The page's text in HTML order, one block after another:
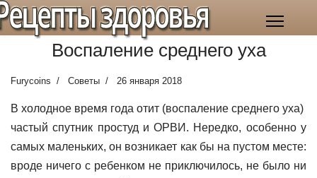
здоровья
Воспаление среднего уха
Furycoins Советы 26 января 2018
В холодное время года отит (воспаление среднего уха)
частый спутник простуд и ОРВИ. Нередко, особенно у
самых маленьких, он возникает как бы на пустом месте:
вроде ничего с ребенком не приключилось, не было ни